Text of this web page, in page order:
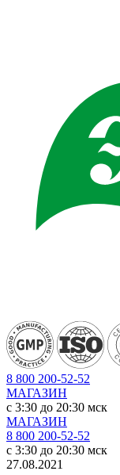
8 800 200-52-52
МАГАЗИН
c 3:30 до 20:30 мск
МАГАЗИН
8 800 200-52-52
c 3:30 до 20:30 мск
27.08.2021